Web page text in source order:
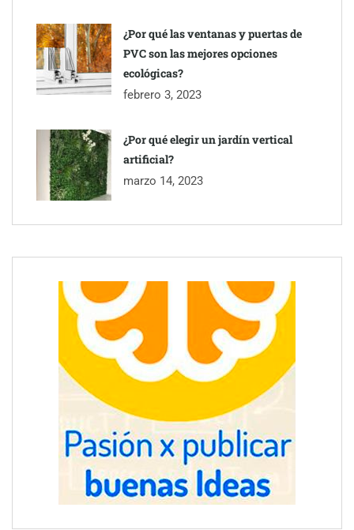
¿Por qué las ventanas y puertas de
PVC son las mejores opciones
ecológicas?
febrero 3, 2023
¿Por qué elegir un jardín vertical
artificial?
marzo 14, 2023